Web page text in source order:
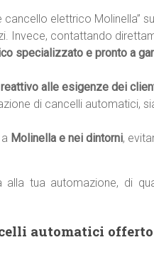
cancello elettrico Molinella”
Invece, contattando
specializzato e pronto a
alle esigenze dei
di cancelli automatici,
Molinella e nei dintorni,
tua automazione, di
automatici